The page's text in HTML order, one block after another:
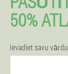
50%
Ievadiet savu vārdu